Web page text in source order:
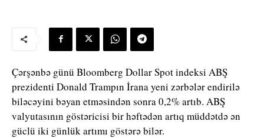
Çərşənbə günü Bloomberg Dollar Spot indeksi ABŞ
prezidenti Donald Trampın İrana yeni zərbələr endirilə
biləcəyini bəyan etməsindən sonra 0,2% artıb. ABŞ
valyutasının göstəricisi bir həftədən artıq müddətdə ən
güclü iki günlük artımı göstərə bilər.